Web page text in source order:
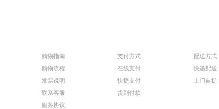
购物指南
购物流程
发票说明
联系客服
服务协议
支付方式
在线支付
快捷支付
货到付款
配送方式
快递配送
上门自提